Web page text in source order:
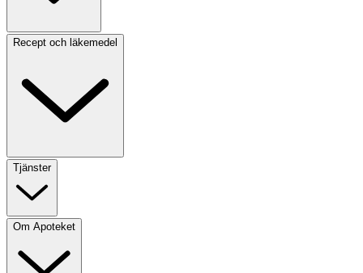
Recept och läkemedel
Tjänster
Om Apoteket